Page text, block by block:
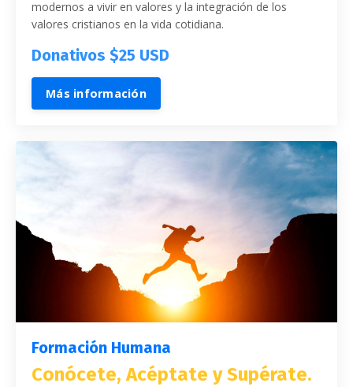
modernos a vivir en valores y la integración de los
valores cristianos en la vida cotidiana.
Donativos $25 USD
Más información
Formación Humana
Conócete, Acéptate y Supérate.